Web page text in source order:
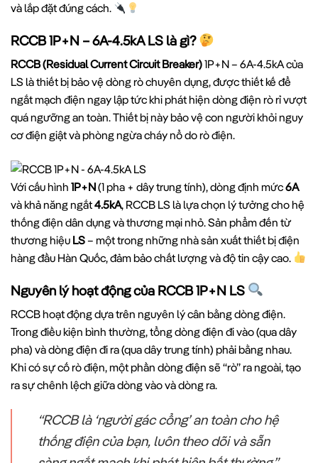
và lắp đặt đúng cách.
RCCB 1P+N – 6A-4.5kA LS là gì?
RCCB (Residual Current Circuit Breaker)1P+N – 6A-4.5kA của
LS là thiết bị bảo vệ dòng rò chuyên dụng, được thiết kế để
ngắt mạch điện ngay lập tức khi phát hiện dòng điện rò rỉ vượt
quá ngưỡng an toàn. Thiết bị này bảo vệ con người khỏi nguy
cơ điện giật và phòng ngừa cháy nổ do rò điện.
Với cấu hình 1P+N(1 pha + dây trung tính), dòng định mức6A
và khả năng ngắt4.5kA, RCCB LS là lựa chọn lý tưởng cho hệ
thống điện dân dụng và thương mại nhỏ. Sản phẩm đến từ
thương hiệu LS– một trong những nhà sản xuất thiết bị điện
hàng đầu Hàn Quốc, đảm bảo chất lượng và độ tin cậy cao.
Nguyên lý hoạt động của RCCB 1P+N LS
RCCB hoạt động dựa trên nguyên lý cân bằng dòng điện.
Trong điều kiện bình thường, tổng dòng điện đi vào (qua dây
pha) và dòng điện đi ra (qua dây trung tính) phải bằng nhau.
Khi có sự cố rò điện, một phần dòng điện sẽ “rò” ra ngoài, tạo
ra sự chênh lệch giữa dòng vào và dòng ra.
“RCCB là ‘người gác cổng’ an toàn cho hệ
thống điện của bạn, luôn theo dõi và sẵn